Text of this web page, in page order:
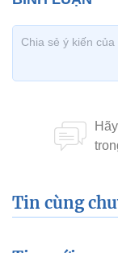
Tin cùng